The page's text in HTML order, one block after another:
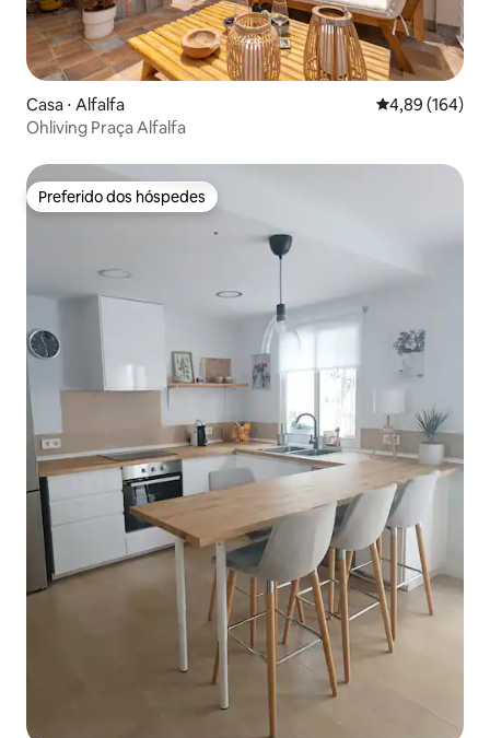
Casa ⋅ Alfalfa 4,89 de uma
4,89 (164)
Ohliving Praça Alfalfa
Preferido dos hóspedes
Preferido dos hóspedes